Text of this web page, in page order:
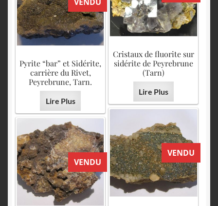
Cristaux de fluorite sur
sidérite de Peyrebrune
(Tarn)
Lire Plus
Pyrite “bar” et Sidérite,
carrière du Rivet,
Peyrebrune, Tarn.
Lire Plus
VENDU
VENDU